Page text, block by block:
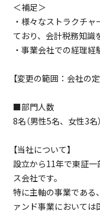
＜補足＞
・様々なストラクチ
ており、会計税務知識
・事業会社での経理経
【変更の範囲：会社の
■部門人数
8名（男性5名、女性3名）
【当社について】
設立から11年で東証
ス会社です。
特に主軸の事業である
ァンド事業においては